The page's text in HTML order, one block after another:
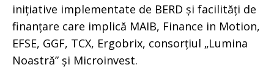
inițiative implementate de BERD și facilități de
finanțare care implică MAIB, Finance in Motion,
EFSE, GGF, TCX, Ergobrix, consorțiul „Lumina
Noastră” și Microinvest.